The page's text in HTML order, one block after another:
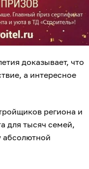
доказывает, что
а интересное
региона и
для тысяч семей,